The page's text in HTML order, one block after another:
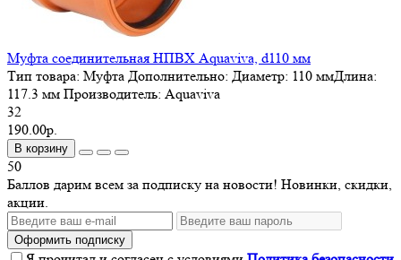
Муфта соединительная НПВХ Aquaviva, d110 мм
Тип товара: Муфта Дополнительно: Диаметр: 110 ммДлина:
117.3 мм Производитель: Aquaviva
32
190.00р.
В корзину
50
Баллов дарим всем за подписку на новости! Новинки, скидки,
акции.
Оформить подписку